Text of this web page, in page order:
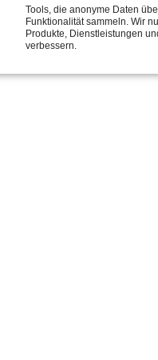
Tools, die anonyme Daten
Funktionalität sammeln. Wir
Produkte, Dienstleistungen
verbessern.